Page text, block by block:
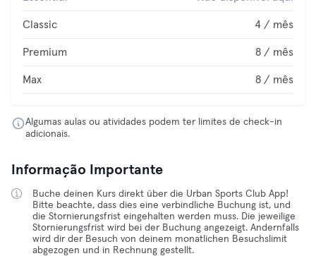
Classic 4 / mês
Premium 8 / mês
Max 8 / mês
Algumas aulas ou atividades podem ter limites de check-in
adicionais.
Informação Importante
Buche deinen Kurs direkt über die Urban Sports Club App!
Bitte beachte, dass dies eine verbindliche Buchung ist, und
die Stornierungsfrist eingehalten werden muss. Die jeweilige
Stornierungsfrist wird bei der Buchung angezeigt. Andernfalls
wird dir der Besuch von deinem monatlichen Besuchslimit
abgezogen und in Rechnung gestellt.